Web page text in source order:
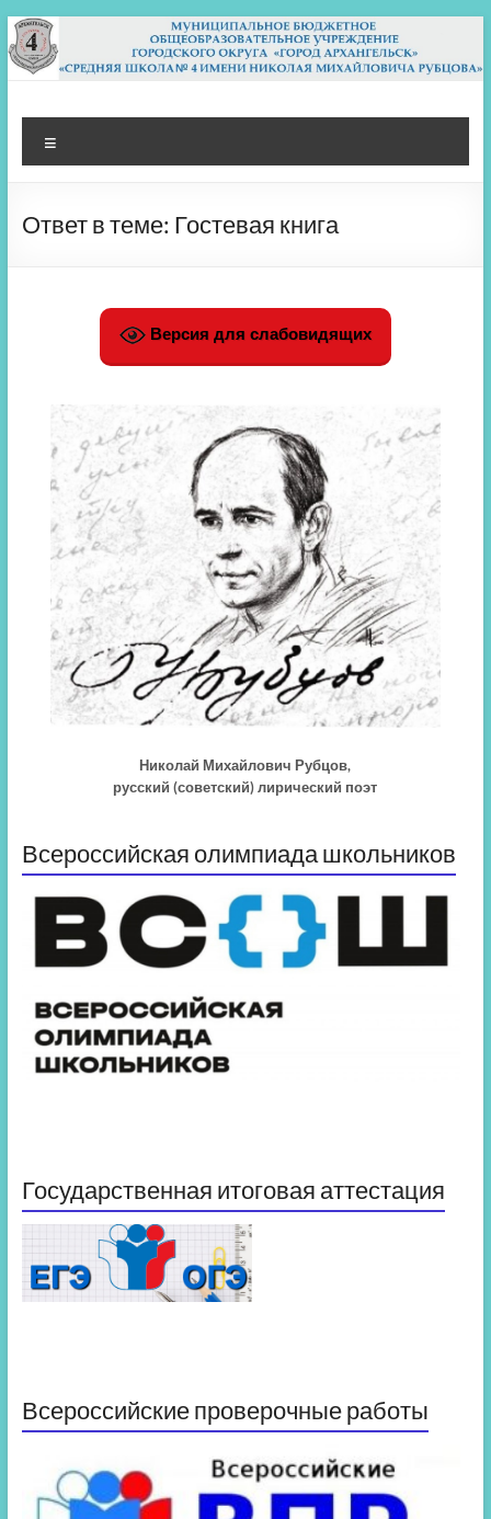
Перейти
к
содержимому
МБОУ СШ 4
Архангельск
Ответ в теме: Гостевая книга
Версия для слабовидящих
Николай Михайлович Рубцов,
русский (советский) лирический поэт
Всероссийская олимпиада школьников
Государственная итоговая аттестация
Всероссийские проверочные работы